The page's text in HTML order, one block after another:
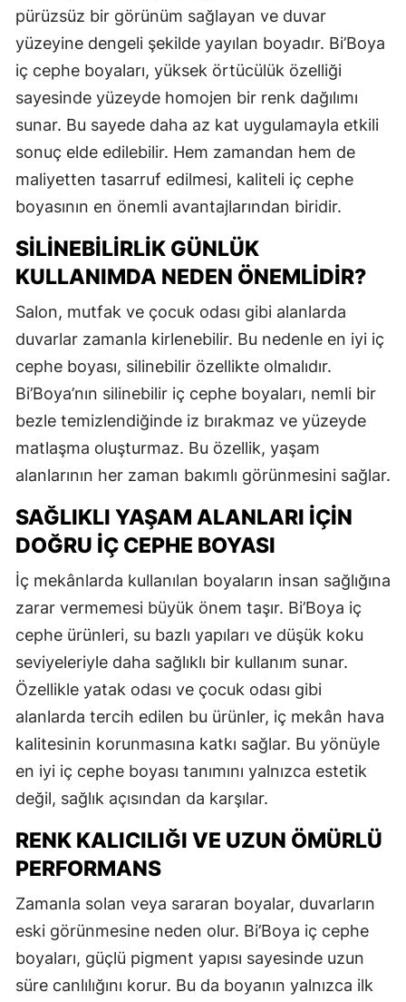
pürüzsüz bir görünüm sağlayan ve duvar
yüzeyine dengeli şekilde yayılan boyadır. Bi’Boya
iç cephe boyaları, yüksek örtücülük özelliği
sayesinde yüzeyde homojen bir renk dağılımı
sunar. Bu sayede daha az kat uygulamayla etkili
sonuç elde edilebilir. Hem zamandan hem de
maliyetten tasarruf edilmesi, kaliteli iç cephe
boyasının en önemli avantajlarından biridir.
SILINEBILIRLIK GÜNLÜK
KULLANIMDA NEDEN ÖNEMLIDIR?
Salon, mutfak ve çocuk odası gibi alanlarda
duvarlar zamanla kirlenebilir. Bu nedenle en iyi iç
cephe boyası, silinebilir özellikte olmalıdır.
Bi’Boya’nın silinebilir iç cephe boyaları, nemli bir
bezle temizlendiğinde iz bırakmaz ve yüzeyde
matlaşma oluşturmaz. Bu özellik, yaşam
alanlarının her zaman bakımlı görünmesini sağlar.
SAĞLIKLI YAŞAM ALANLARI İÇIN
DOĞRU İÇ CEPHE BOYASI
İç mekânlarda kullanılan boyaların insan sağlığına
zarar vermemesi büyük önem taşır. Bi’Boya iç
cephe ürünleri, su bazlı yapıları ve düşük koku
seviyeleriyle daha sağlıklı bir kullanım sunar.
Özellikle yatak odası ve çocuk odası gibi
alanlarda tercih edilen bu ürünler, iç mekân hava
kalitesinin korunmasına katkı sağlar. Bu yönüyle
en iyi iç cephe boyası tanımını yalnızca estetik
değil, sağlık açısından da karşılar.
RENK KALICILIĞI VE UZUN ÖMÜRLÜ
PERFORMANS
Zamanla solan veya sararan boyalar, duvarların
eski görünmesine neden olur. Bi’Boya iç cephe
boyaları, güçlü pigment yapısı sayesinde uzun
süre canlılığını korur. Bu da boyanın yalnızca ilk